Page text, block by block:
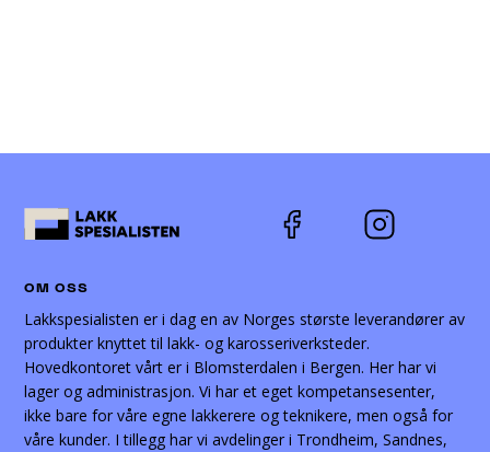
OM OSS
Lakkspesialisten er i dag en av Norges største leverandører av
produkter knyttet til lakk- og karosseriverksteder.
Hovedkontoret vårt er i Blomsterdalen i Bergen. Her har vi
lager og administrasjon. Vi har et eget kompetansesenter,
ikke bare for våre egne lakkerere og teknikere, men også for
våre kunder. I tillegg har vi avdelinger i Trondheim, Sandnes,